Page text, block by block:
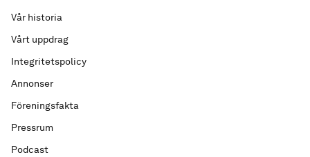
Vår historia
Vårt uppdrag
Integritetspolicy
Annonser
Föreningsfakta
Pressrum
Podcast